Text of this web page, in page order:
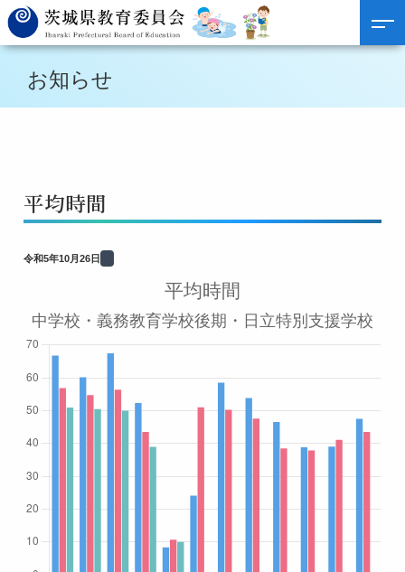
お知らせ
平均時間
令和5年10月26日